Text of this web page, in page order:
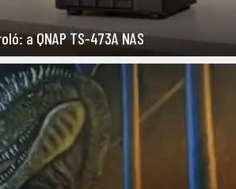
a QNAP TS-473A NAS